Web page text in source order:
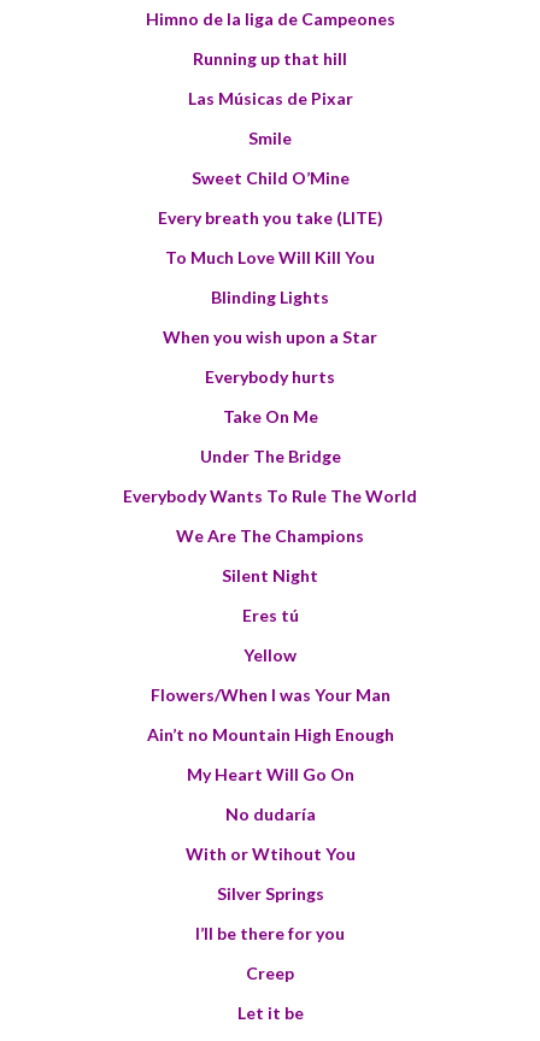
Himno de la liga de Campeones
Running up that hill
Las Músicas de Pixar
Smile
Sweet Child O’Mine
Every breath you take (LITE)
To Much Love Will Kill You
Blinding Lights
When you wish upon a Star
Everybody hurts
Take On Me
Under The Bridge
Everybody Wants To Rule The World
We Are The Champions
Silent Night
Eres tú
Yellow
Flowers/When I was Your Man
Ain’t no Mountain High Enough
My Heart Will Go On
No dudaría
With or Wtihout You
Silver Springs
I’ll be there for you
Creep
Let it be